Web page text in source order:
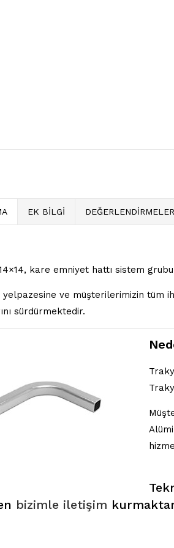
EK BILGI
kare emniyet hattı sistem
yelpazesine ve müşterilerimizin tüm
sürdürmektedir.
bizimle iletişim